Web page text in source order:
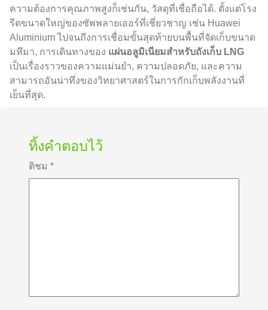
ความต้องการคุณภาพสูงก็เช่นกัน, วัสดุที่เชื่อถือได้. ตั้งแต่โรง
รีดขนาดใหญ่ของซัพพลายเออร์ที่เชี่ยวชาญ เช่น Huawei
Aluminium ไปจนถึงการเชื่อมขั้นสุดท้ายบนพื้นที่จัดเก็บขนาด
มหึมา, การเดินทางของ แผ่นอลูมิเนียมสำหรับถังเก็บ LNG
เป็นเรื่องราวของความแม่นยำ, ความปลอดภัย, และความ
สามารถอันน่าทึ่งของวิทยาศาสตร์ในการกักเก็บพลังงานที่
เย็นที่สุด.
ทิ้งคำตอบไว้
ติชม *